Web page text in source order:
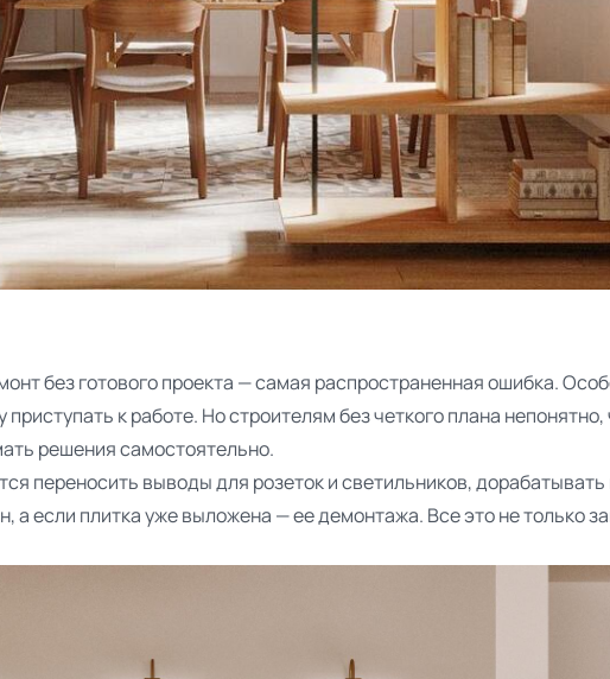
без готового проекта — самая распространенная ошибка.
к работе. Но строителям без четкого плана
решения самостоятельно.
переносить выводы для розеток и светильников,
а если плитка уже выложена — ее демонтажа. Все это не только